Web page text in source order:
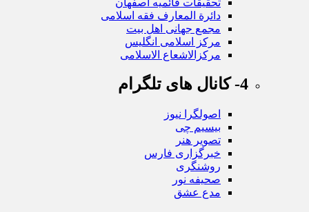
دائرة المعارف فقه اسلامی
مجمع جهانی اهل بیت
مرکز اسلامی انگلیس
مرکزالاشعاع الاسلامی
4- کانال های تلگرام
اصولگرا نیوز
بیسیم چی
تصویر هنر
خبرگزاری فارس
روشنگری
صحیفه نور
مدع عشق